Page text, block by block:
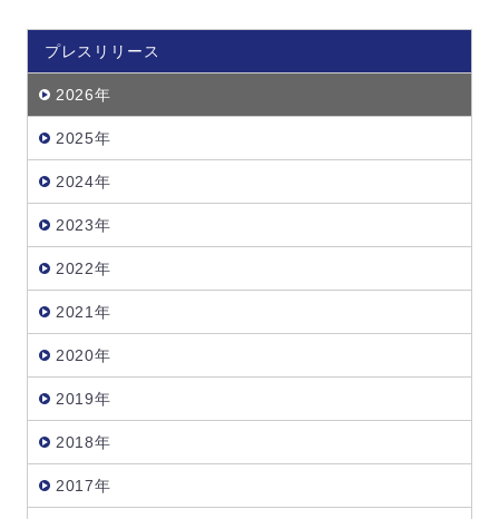
プレスリリース
2026年
2025年
2024年
2023年
2022年
2021年
2020年
2019年
2018年
2017年